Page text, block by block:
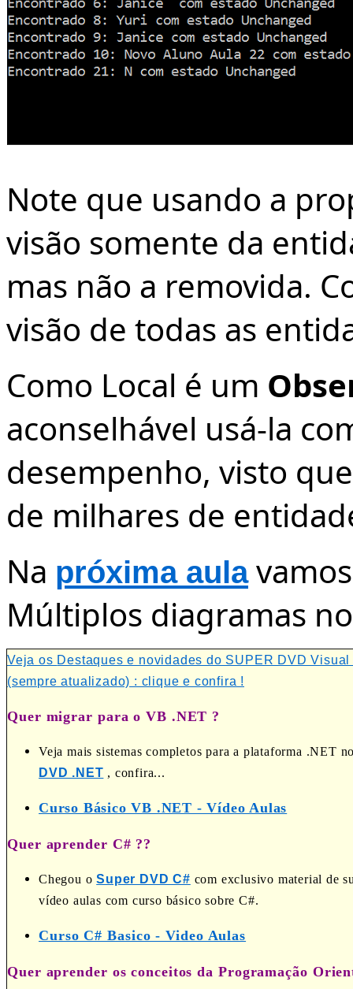
Note que usando a
visão somente da
mas não a removida.
visão de todas as
Como Local é um
aconselhável usá-la
desempenho, visto
de milhares de
Na próxima aula
Múltiplos diagramas
Veja os Destaques e novidades do SUPER DVD
(sempre atualizado) : clique e confira !
Quer migrar para o VB .NET ?
Veja mais sistemas completos para a plataforma .NET
DVD .NET , confira...
Curso Básico VB .NET - Vídeo Aulas
Quer aprender C# ??
Chegou oSuper DVD C# com exclusivo material de
vídeo aulas com curso básico sobre C#.
Curso C# Basico - Video Aulas
Quer aprender os conceitos da Programação